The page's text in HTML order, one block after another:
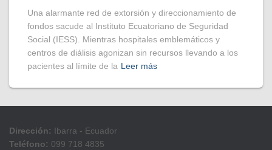
​Una alarmante red de extorsión y direccionamiento de
fondos sacude al Instituto Ecuatoriano de Seguridad
Social (IESS). Mientras hospitales emblemáticos y
centros de diálisis agonizan sin recursos llevando a los
pacientes al límite de la Leer más
Dirección: Ibarra - Ecuador
Teléfono: 099 718 4835